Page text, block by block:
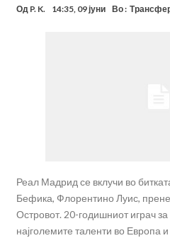
Од P. K. 14:35, 09 јуни Во :
Реал Мадрид се вклучи во
Бефика, Флорентино Луис,
Островот. 20-годишниот играч
најголемите таленти во Европа